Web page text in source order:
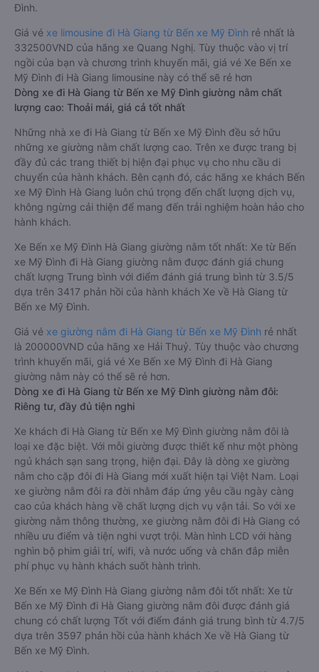
Đình.
Giá vé xe limousine đi Hà Giang từ Bến xe Mỹ Đình rẻ nhất là
332500VND của hãng xe Quang Nghị. Tùy thuộc vào vị trí
ngồi của bạn và chương trình khuyến mãi, giá vé Xe Bến xe
Mỹ Đình đi Hà Giang limousine này có thể sẽ rẻ hơn
Dòng xe đi Hà Giang từ Bến xe Mỹ Đình giường nằm chất
lượng cao: Thoải mái, giá cả tốt nhất
Những nhà xe đi Hà Giang từ Bến xe Mỹ Đình đều sở hữu
những xe giường nằm chất lượng cao. Trên xe được trang bị
đầy đủ các trang thiết bị hiện đại phục vụ cho nhu cầu di
chuyển của hành khách. Bên cạnh đó, các hãng xe khách Bến
xe Mỹ Đình Hà Giang luôn chú trọng đến chất lượng dịch vụ,
không ngừng cải thiện để mang đến trải nghiệm hoàn hảo cho
hành khách.
Xe Bến xe Mỹ Đình Hà Giang giường nằm tốt nhất: Xe từ Bến
xe Mỹ Đình đi Hà Giang giường nằm được đánh giá chung
chất lượng Trung bình với điểm đánh giá trung bình từ 3.5/5
dựa trên 3417 phản hồi của hành khách Xe về Hà Giang từ
Bến xe Mỹ Đình.
Giá vé xe giường nằm đi Hà Giang từ Bến xe Mỹ Đình rẻ nhất
là 200000VND của hãng xe Hải Thuỷ. Tùy thuộc vào chương
trình khuyến mãi, giá vé Xe Bến xe Mỹ Đình đi Hà Giang
giường nằm này có thể sẽ rẻ hơn.
Dòng xe đi Hà Giang từ Bến xe Mỹ Đình giường nằm đôi:
Riêng tư, đầy đủ tiện nghi
Xe khách đi Hà Giang từ Bến xe Mỹ Đình giường nằm đôi là
loại xe đặc biệt. Với mỗi giường được thiết kế như một phòng
ngủ khách sạn sang trọng, hiện đại. Đây là dòng xe giường
nằm cho cặp đôi đi Hà Giang mới xuất hiện tại Việt Nam. Loại
xe giường nằm đôi ra đời nhằm đáp ứng yêu cầu ngày càng
cao của khách hàng về chất lượng dịch vụ vận tải. So với xe
giường nằm thông thường, xe giường nằm đôi đi Hà Giang có
nhiều ưu điểm và tiện nghi vượt trội. Màn hình LCD với hàng
nghìn bộ phim giải trí, wifi, và nước uống và chăn đắp miễn
phí phục vụ hành khách suốt hành trình.
Xe Bến xe Mỹ Đình Hà Giang giường nằm đôi tốt nhất: Xe từ
Bến xe Mỹ Đình đi Hà Giang giường nằm đôi được đánh giá
chung có chất lượng Tốt với điểm đánh giá trung bình từ 4.7/5
dựa trên 3597 phản hồi của hành khách Xe về Hà Giang từ
Bến xe Mỹ Đình.